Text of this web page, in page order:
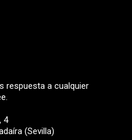
respuesta a cualquier
4
(Sevilla)